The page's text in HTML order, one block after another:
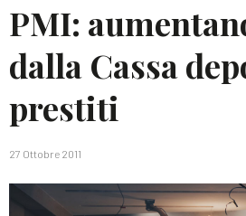
PMI:
dalla Cassa
prestiti
27 Ottobre 2011